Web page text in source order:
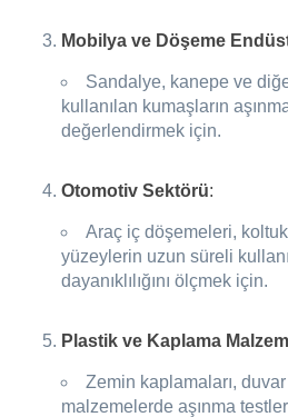
Mobilya ve Döşeme
Sandalye, kanepe ve
kullanılan kumaşların
değerlendirmek için.
Otomotiv Sektörü:
Araç iç döşemeleri,
yüzeylerin uzun süreli
dayanıklılığını ölçmek için.
Plastik ve Kaplama
Zemin kaplamaları,
malzemelerde aşınma